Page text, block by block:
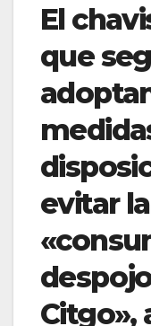
El
que
evitar la
Citgo»,